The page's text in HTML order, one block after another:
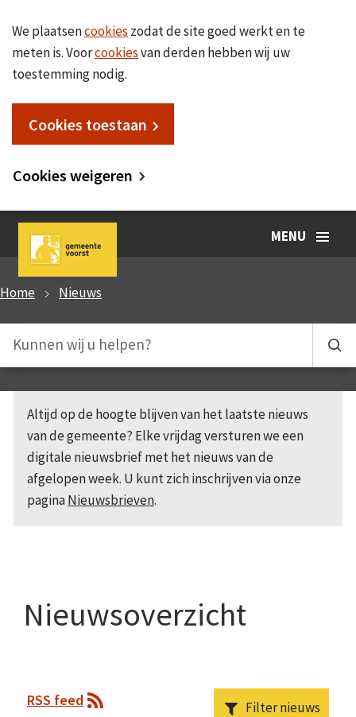
We plaatsencookies zodat de site goed werkt en te
meten is. Voorcookiesvan derden hebben wij uw
toestemming nodig.
Cookies toestaan
Cookies weigeren
MENU
Home Nieuws
Altijd op de hoogte blijven van het laatste nieuws
van de gemeente? Elke vrijdag versturen we een
digitale nieuwsbrief met het nieuws van de
afgelopen week. U kunt zich inschrijven via onze
paginaNieuwsbrieven.
Nieuwsoverzicht
RSS feed Filter nieuws